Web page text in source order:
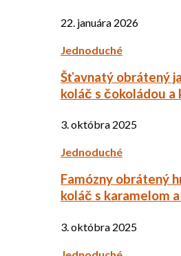
22. januára 2026
Jednoduché
Šťavnatý obrátený
koláč s čokoládou
3. októbra 2025
Jednoduché
Famózny obrátený
koláč s karamelom
3. októbra 2025